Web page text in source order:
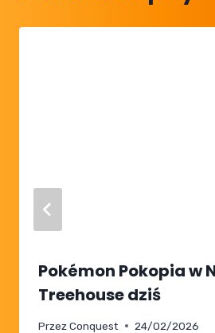
Pokémon Pokopia w
Treehouse dziś
Przez Conquest 24/02/2026